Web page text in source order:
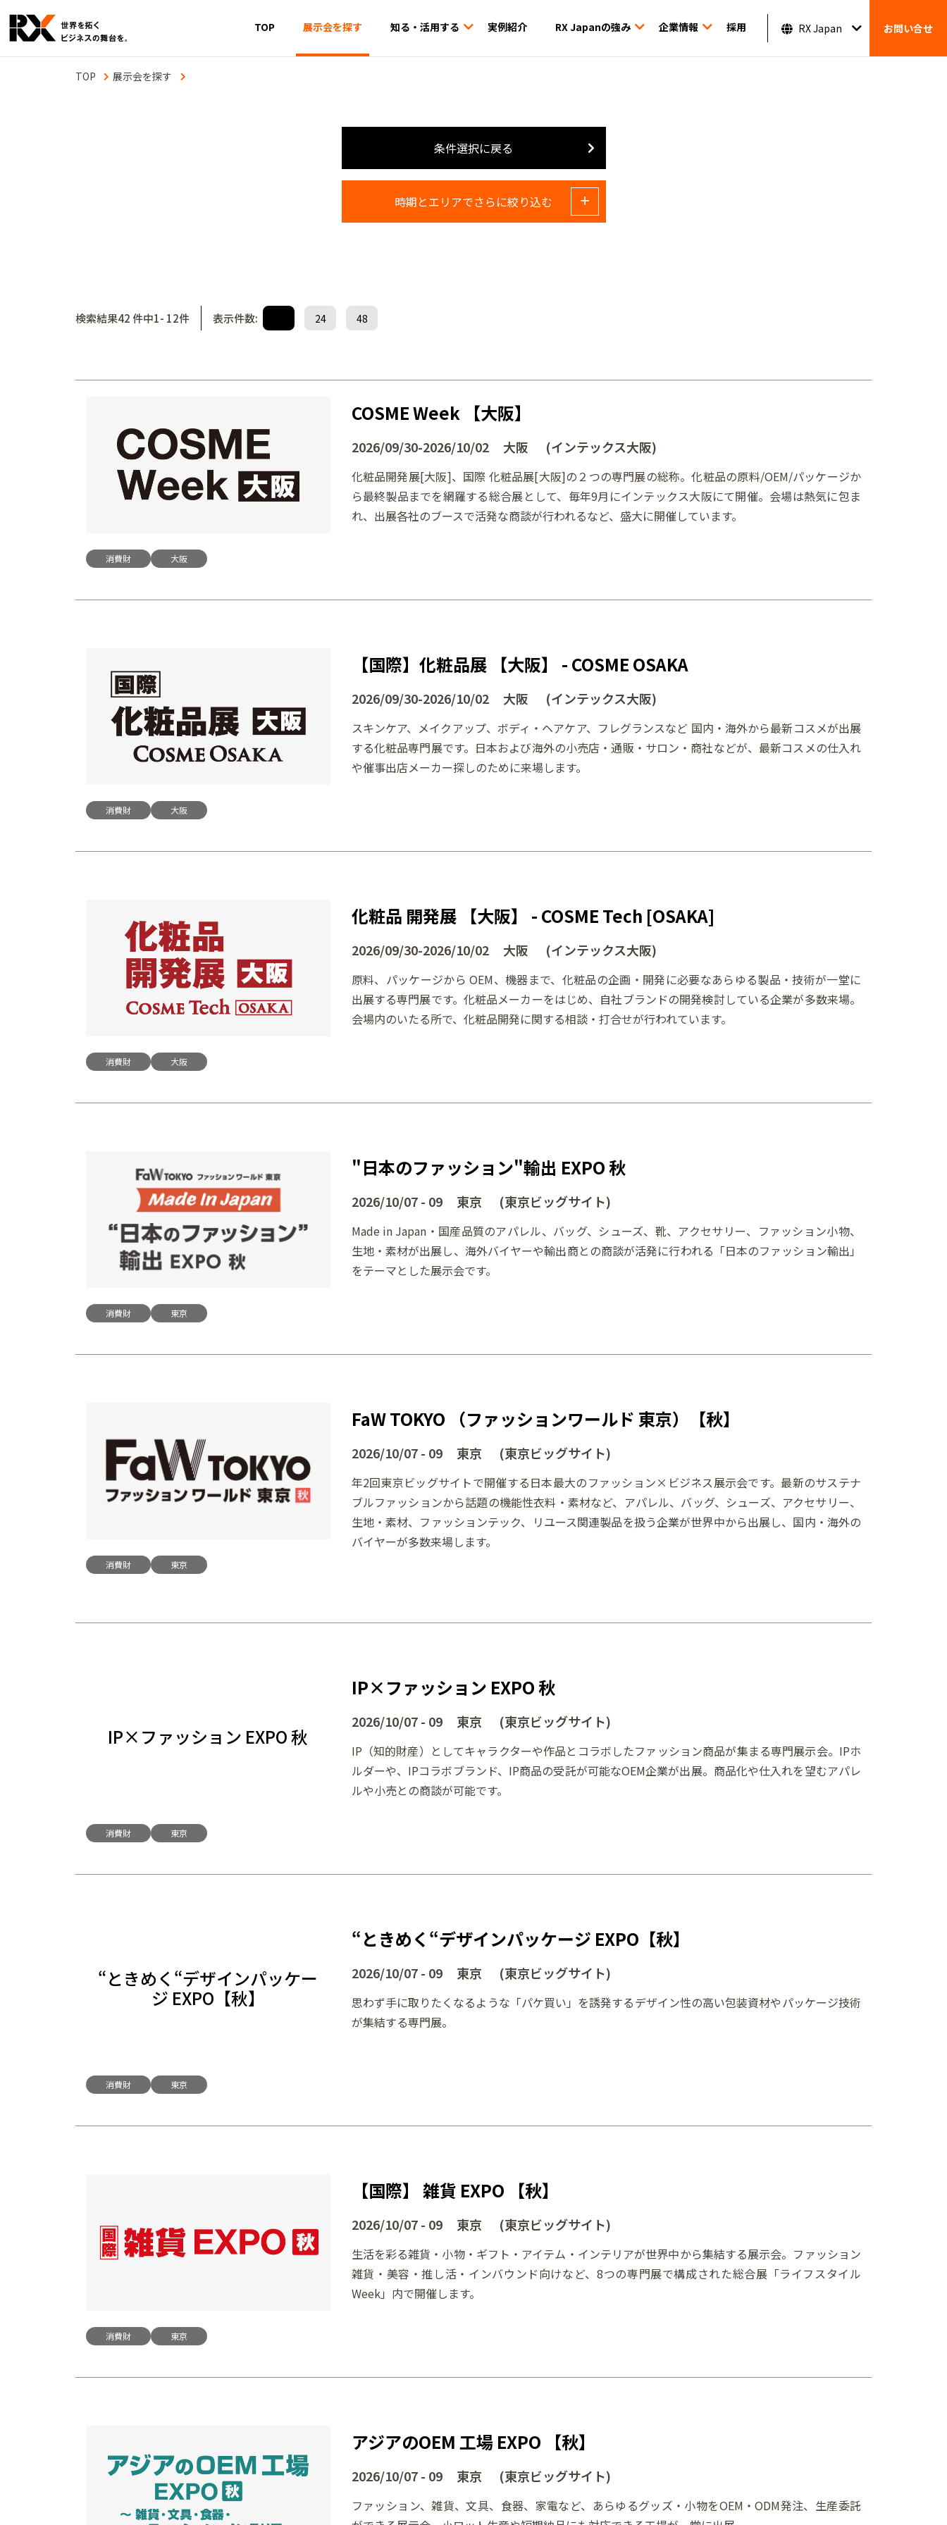
TOP 展示会を探す 知る・活用する 実例紹介 RX Japanの強み 企業情報 採用 RX Japan お問い合せ
展示会を探す
条件選択に戻る
時期とエリアでさらに絞り込む
検索結果42 件中1- 12件 表示件数: 24 48
消費財 大阪
COSME Week 【大阪】
2026/09/30-2026/10/02 大阪 (インテックス大阪)
化粧品開発展[大阪]、国際 化粧品展[大阪]の２つの専門展の総称。化粧品の原料/OEM/パッケージか
ら最終製品までを網羅する総合展として、毎年9月にインテックス大阪にて開催。会場は熱気に包ま
れ、出展各社のブースで活発な商談が行われるなど、盛大に開催しています。
消費財 大阪
【国際】化粧品展 【大阪】 - COSME OSAKA
2026/09/30-2026/10/02 大阪 (インテックス大阪)
スキンケア、メイクアップ、ボディ・ヘアケア、フレグランスなど 国内・海外から最新コスメが出展
する化粧品専門展です。日本および海外の小売店・通販・サロン・商社などが、最新コスメの仕入れ
や催事出店メーカー探しのために来場します。
消費財 大阪
化粧品 開発展 【大阪】 - COSME Tech [OSAKA]
2026/09/30-2026/10/02 大阪 (インテックス大阪)
原料、パッケージから OEM、機器まで、化粧品の企画・開発に必要なあらゆる製品・技術が一堂に
出展する専門展です。化粧品メーカーをはじめ、自社ブランドの開発検討している企業が多数来場。
会場内のいたる所で、化粧品開発に関する相談・打合せが行われています。
消費財 東京
"日本のファッション"輸出 EXPO 秋
2026/10/07 - 09 東京 (東京ビッグサイト)
Made in Japan・国産品質のアパレル、バッグ、シューズ、靴、アクセサリー、ファッション小物、
生地・素材が出展し、海外バイヤーや輸出商との商談が活発に行われる「日本のファッション輸出」
をテーマとした展示会です。
消費財 東京
FaW TOKYO （ファッションワールド 東京）【秋】
2026/10/07 - 09 東京 (東京ビッグサイト)
年2回東京ビッグサイトで開催する日本最大のファッション×ビジネス展示会です。最新のサステナ
ブルファッションから話題の機能性衣料・素材など、アパレル、バッグ、シューズ、アクセサリー、
生地・素材、ファッションテック、リユース関連製品を扱う企業が世界中から出展し、国内・海外の
バイヤーが多数来場します。
IP×ファッション EXPO 秋
消費財 東京
IP×ファッション EXPO 秋
2026/10/07 - 09 東京 (東京ビッグサイト)
IP（知的財産）としてキャラクターや作品とコラボしたファッション商品が集まる専門展示会。IPホ
ルダーや、IPコラボブランド、IP商品の受託が可能なOEM企業が出展。商品化や仕入れを望むアパレ
ルや小売との商談が可能です。
“ときめく“デザインパッケー
ジ EXPO【秋】
消費財 東京
“ときめく“デザインパッケージ EXPO【秋】
2026/10/07 - 09 東京 (東京ビッグサイト)
思わず手に取りたくなるような「パケ買い」を誘発するデザイン性の高い包装資材やパッケージ技術
が集結する専門展。
消費財 東京
【国際】 雑貨 EXPO 【秋】
2026/10/07 - 09 東京 (東京ビッグサイト)
生活を彩る雑貨・小物・ギフト・アイテム・インテリアが世界中から集結する展示会。ファッション
雑貨・美容・推し活・インバウンド向けなど、8つの専門展で構成された総合展「ライフスタイル
Week」内で開催します。
アジアのOEM 工場 EXPO 【秋】
2026/10/07 - 09 東京 (東京ビッグサイト)
ファッション、雑貨、文具、食器、家電など、あらゆるグッズ・小物をOEM・ODM発注、生産委託